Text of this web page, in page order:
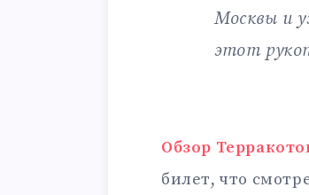
Москвы и
этот
Обзор
билет, что